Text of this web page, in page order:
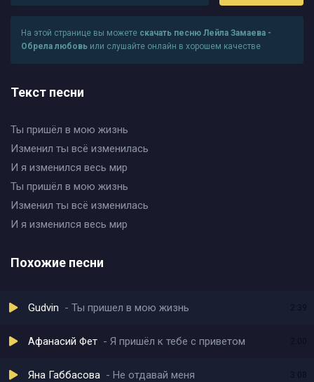
На этой странице вы можете скачать песню Лейла Замаева -
Обрела любовь или слушайте онлайн в хорошем качестве
Текст песни
Ты пришёл в мою жизнь
Изменил ты всё изменилась
И я изменился весь мир
Ты пришёл в мою жизнь
Изменил ты всё изменилась
И я изменился весь мир
Похожие песни
Gudvin Ты пришел в мою жизнь 2:39
Афанасий Фет Я пришёл к тебе с приветом
Яна Габбасова Не отдавай меня 3:08